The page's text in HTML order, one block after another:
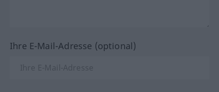
Ihre E-Mail-Adresse (optional)